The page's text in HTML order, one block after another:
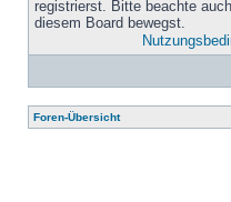
registrierst. Bitte beachte
diesem Board bewegst.
Foren-Übersicht